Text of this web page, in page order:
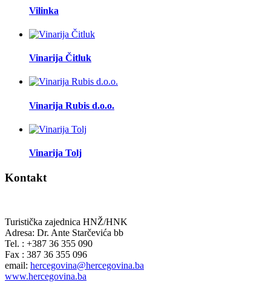
Vilinka
Vinarija Čitluk
Vinarija Rubis d.o.o.
Vinarija Tolj
Kontakt
Turistička zajednica HNŽ/HNK
Adresa: Dr. Ante Starčevića bb
Tel. : +387 36 355 090
Fax : 387 36 355 096
email: hercegovina@hercegovina.ba
www.hercegovina.ba